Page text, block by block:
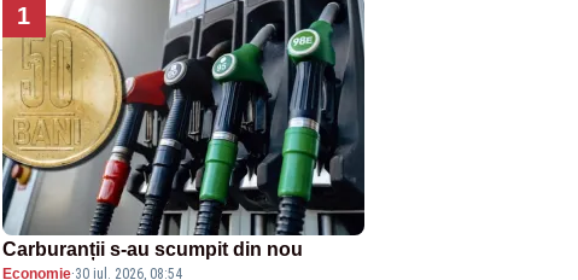
1
Carburanții s-au scumpit din nou
Economie·30 iul. 2026, 08:54